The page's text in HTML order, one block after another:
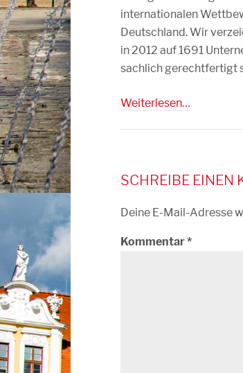
internationalen
Deutschland. Wir
in 2012 auf 1691
sachlich gerechtfertigt
Weiterlesen…
SCHREIBE EINEN
Deine E-Mail-Adresse
Kommentar*